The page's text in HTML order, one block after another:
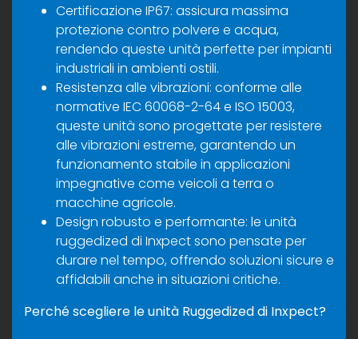
Certificazione IP67: assicura massima
protezione contro polvere e acqua,
rendendo queste unità perfette per impianti
industriali in ambienti ostili.
Resistenza alle vibrazioni: conforme alle
normative IEC 60068-2-64 e ISO 15003,
queste unità sono progettate per resistere
alle vibrazioni estreme, garantendo un
funzionamento stabile in applicazioni
impegnative come veicoli a terra o
macchine agricole.
Design robusto e performante: le unità
ruggedized di Inxpect sono pensate per
durare nel tempo, offrendo soluzioni sicure e
affidabili anche in situazioni critiche.
Perché scegliere le unità Ruggedized di Inxpect?